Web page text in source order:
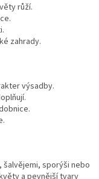
růží.
zahrady.
výsadby.
šalvějemi, sporýši nebo